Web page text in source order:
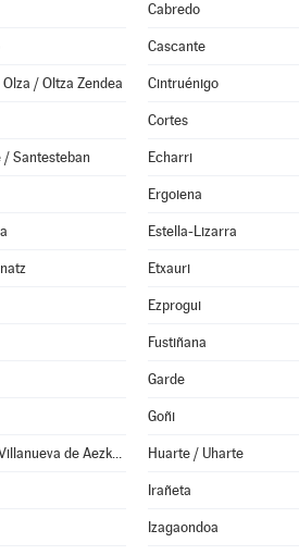
Cabredo
Cascante
/ Oltza Zendea Cintruénigo
Cortes
/ Santesteban Echarri
Ergoiena
Estella-Lizarra
Etxauri
Ezprogui
Fustiñana
Garde
Goñi
Hiriberri / Villanueva de Aezkoa Huarte / Uharte
Irañeta
Izagaondoa